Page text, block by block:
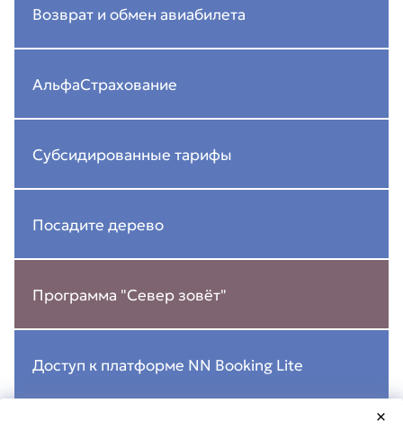
Возврат и обмен авиабилета
АльфаСтрахование
Субсидированные тарифы
Посадите дерево
Программа "Север зовёт"
Доступ к платформе NN Booking Lite
×